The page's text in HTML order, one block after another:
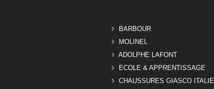
BARBOUR
MOLINEL
ADOLPHE LAFONT
ECOLE & APPRENTISSAGE
CHAUSSURES GIASCO ITALIE